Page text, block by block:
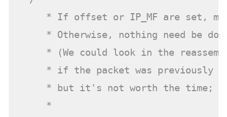
* If offset or IP_MF are set,
* Otherwise, nothing need be
* (We could look in the
* if the packet was previously
* but it's not worth the time;
     *